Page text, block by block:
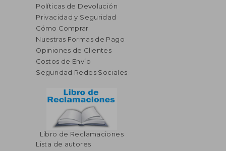
Políticas de Devolución
Privacidad y Seguridad
Cómo Comprar
Nuestras Formas de Pago
Opiniones de Clientes
Costos de Envío
Seguridad Redes Sociales
Libro de Reclamaciones
Lista de autores